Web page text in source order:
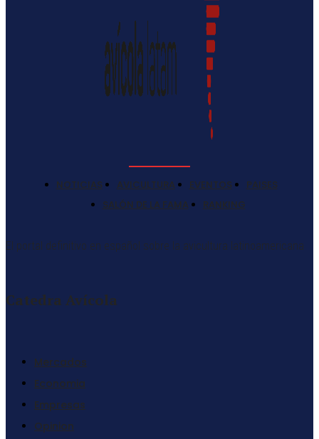
NOTICIAS AVICULTURA EVENTOS
PAISES
SALÓN DE LA FAMA
RANKING
El portal definitivo en español sobre la avicultura latinoamericana
Catedra Avícola
Mercados
Economia
Empresas
Opinion